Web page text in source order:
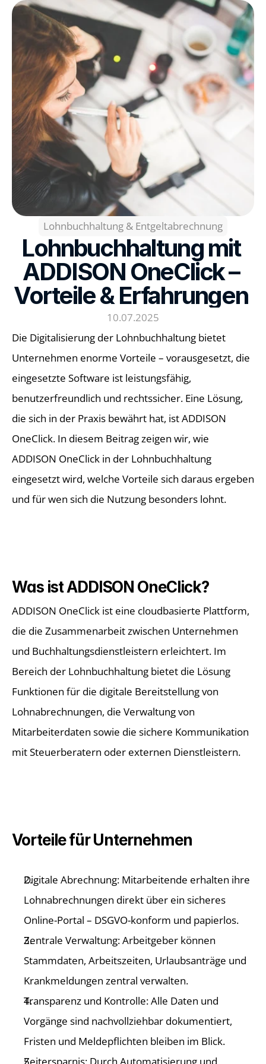
Lohnbuchhaltung & Entgeltabrechnung
Lohnbuchhaltung mit
ADDISON OneClick –
Vorteile & Erfahrungen
10.07.2025
Die Digitalisierung der Lohnbuchhaltung bietet
Unternehmen enorme Vorteile – vorausgesetzt, die
eingesetzte Software ist leistungsfähig,
benutzerfreundlich und rechtssicher. Eine Lösung,
die sich in der Praxis bewährt hat, ist ADDISON
OneClick. In diesem Beitrag zeigen wir, wie
ADDISON OneClick in der Lohnbuchhaltung
eingesetzt wird, welche Vorteile sich daraus ergeben
und für wen sich die Nutzung besonders lohnt.
Was ist ADDISON OneClick?
ADDISON OneClick ist eine cloudbasierte Plattform,
die die Zusammenarbeit zwischen Unternehmen
und Buchhaltungsdienstleistern erleichtert. Im
Bereich der Lohnbuchhaltung bietet die Lösung
Funktionen für die digitale Bereitstellung von
Lohnabrechnungen, die Verwaltung von
Mitarbeiterdaten sowie die sichere Kommunikation
mit Steuerberatern oder externen Dienstleistern.
Vorteile für Unternehmen
Digitale Abrechnung: Mitarbeitende erhalten ihre
Lohnabrechnungen direkt über ein sicheres
Online-Portal – DSGVO-konform und papierlos.
Zentrale Verwaltung: Arbeitgeber können
Stammdaten, Arbeitszeiten, Urlaubsanträge und
Krankmeldungen zentral verwalten.
Transparenz und Kontrolle: Alle Daten und
Vorgänge sind nachvollziehbar dokumentiert,
Fristen und Meldepflichten bleiben im Blick.